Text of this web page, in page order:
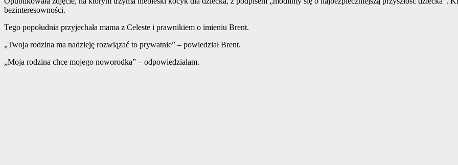
bezinteresowności.
Tego popołudnia przyjechała mama z Celeste i prawnikiem o imieniu Brent.
„Twoja rodzina ma nadzieję rozwiązać to prywatnie” – powiedział Brent.
„Moja rodzina chce mojego noworodka” – odpowiedziałam.